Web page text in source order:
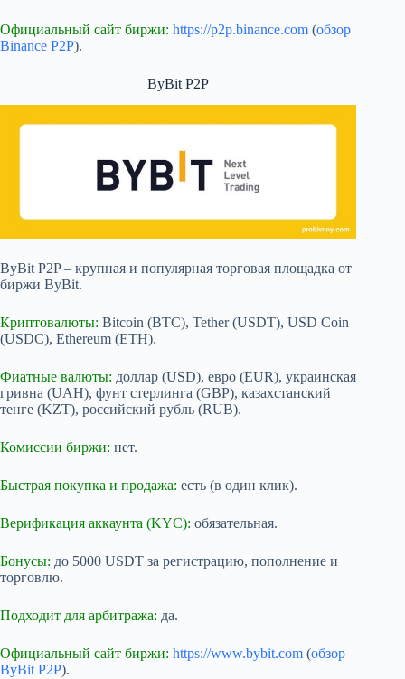
Официальный сайт биржи: https://p2p.binance.com (обзор
Binance P2P).
ByBit P2P
ByBit P2P – крупная и популярная торговая площадка от
биржи ByBit.
Криптовалюты: Bitcoin (BTC), Tether (USDT), USD Coin
(USDC), Ethereum (ETH).
Фиатные валюты: доллар (USD), евро (EUR), украинская
гривна (UAH), фунт стерлинга (GBP), казахстанский
тенге (KZT), российский рубль (RUB).
Комиссии биржи: нет.
Быстрая покупка и продажа: есть (в один клик).
Верификация аккаунта (KYC): обязательная.
Бонусы: до 5000 USDT за регистрацию, пополнение и
торговлю.
Подходит для арбитража: да.
Официальный сайт биржи: https://www.bybit.com (обзор
ByBit P2P).